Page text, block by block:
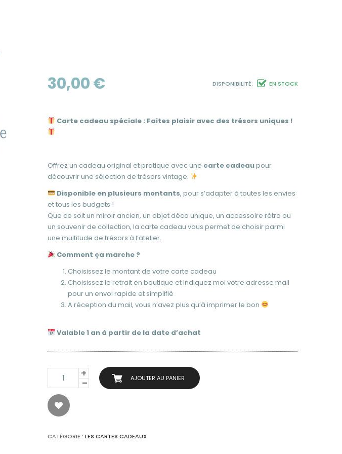
30,00€ DISPONIBILITÉ: EN STOCK
Carte cadeau spéciale : Faites plaisir avec des trésors uniques !
Offrez un cadeau original et pratique avec une carte cadeaupour
découvrir une sélection de trésors vintage.
Disponible en plusieurs montants, pour s’adapter à toutes les envies
et tous les budgets !
Que ce soit un miroir ancien, un objet déco unique, un accessoire rétro ou
un souvenir de collection, la carte cadeau vous permet de choisir parmi
une multitude de trésors à l’atelier.
Comment ça marche ?
Choisissez le montant de votre carte cadeau
Choisissez le retrait en boutique et indiquez moi votre adresse mail
pour un envoi rapide et simplifié
A réception du mail, vous n’avez plus qu’à imprimer le bon
Valable 1 an à partir de la date d’achat
CARTE
CADEAU
30
EUROS
AJOUTER AU PANIER
CATÉGORIE : LES CARTES CADEAUX